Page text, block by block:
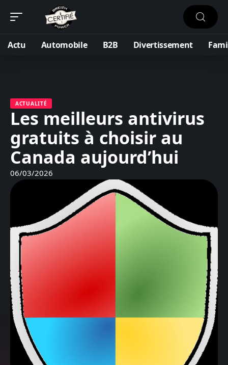
Actu Automobile B2B Divertissement
ACTUALITÉ
Les meilleurs antivirus
gratuits à choisir au
Canada aujourd’hui
06/03/2026